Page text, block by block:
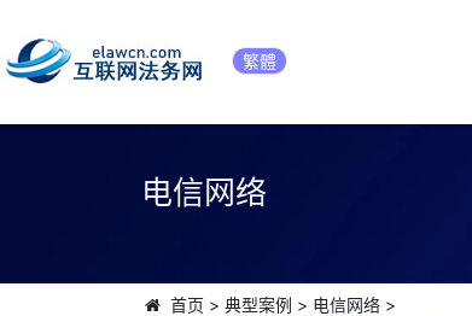
繁體
电信网络
首页 > 典型案例 > 电信网络>